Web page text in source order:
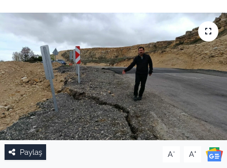
Paylaş A- A+